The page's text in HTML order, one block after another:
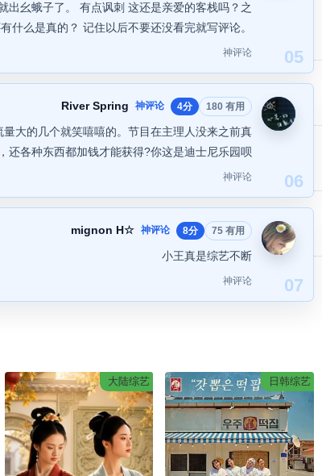
05
出幺蛾子了。 有点讽刺 这还是亲爱的客栈吗？之
什么是真的？ 记住以后不要还没看完就写评论。
神评论
06
River Spring 神评论 4分 180 有用
大的几个就笑嘻嘻的。节目在主理人没来之前真
还各种东西都加钱才能获得?你这是迪士尼乐园呗
神评论
07
mignon H☆ 神评论 8分 75 有用
小王真是综艺不断
神评论
大陆综艺 日韩综艺